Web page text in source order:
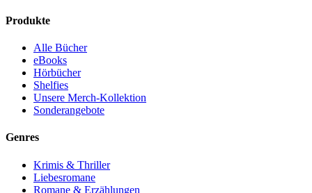
Produkte
Alle Bücher
eBooks
Hörbücher
Shelfies
Unsere Merch-Kollektion
Sonderangebote
Genres
Krimis & Thriller
Liebesromane
Romane & Erzählungen